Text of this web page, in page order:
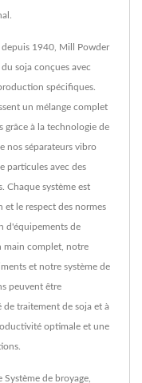
1940, Mill Powder
soja conçues avec
spécifiques.
un mélange complet
grâce à la technologie de
nos séparateurs vibro
particules avec des
Chaque système est
le respect des normes
d'équipements de
main complet, notre
et notre système de
peuvent être
de traitement de soja et à
optimale et une
Système de broyage